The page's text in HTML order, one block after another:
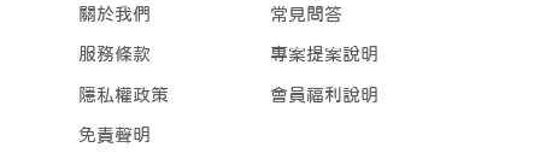
關於我們
服務條款
隱私權政策
免責聲明
常見問答
專案提案說明
會員福利說明